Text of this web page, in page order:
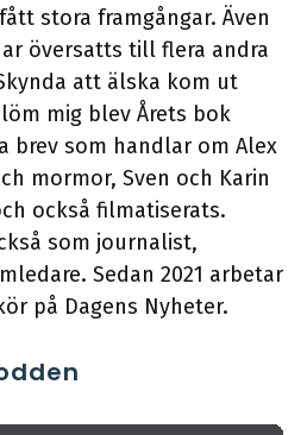
stora framgångar. Även
översatts till flera andra
att älska kom ut
mig blev Årets bok
brev som handlar om Alex
mormor, Sven och Karin
också filmatiserats.
som journalist,
Sedan 2021 arbetar
på Dagens Nyheter.